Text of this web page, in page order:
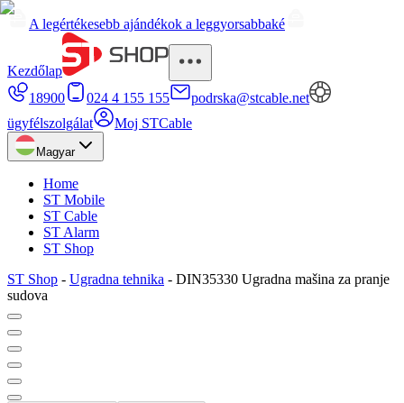
A legértékesebb ajándékok a leggyorsabbaké
Kezdőlap
18900
024 4 155 155
podrska@stcable.net
ügyfélszolgálat
Moj STCable
Magyar
Home
ST Mobile
ST Cable
ST Alarm
ST Shop
ST Shop - Ugradna tehnika - DIN35330 Ugradna mašina za pranje
sudova